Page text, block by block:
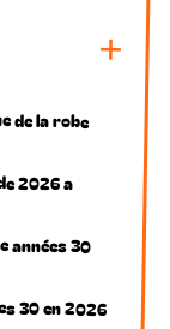
de la robe
2026 a
années 30
30 en 2026